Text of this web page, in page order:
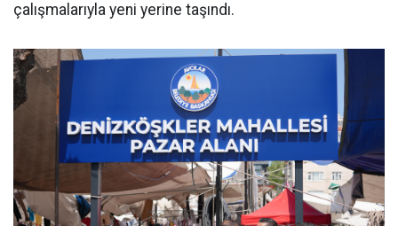
çalışmalarıyla yeni yerine taşındı.